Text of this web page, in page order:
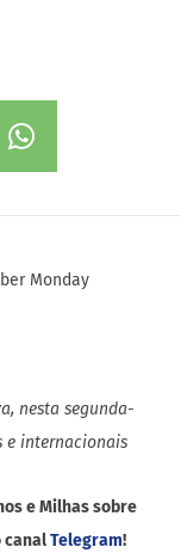
nesta segunda-
e internacionais
e Milhas sobre
canalTelegram!